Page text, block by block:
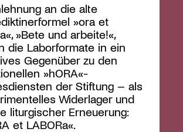
an die alte
»ora et
»Bete und arbeite!«,
die Laborformate in ein
Gegenüber zu den
»hORA«-
der Stiftung – als
Widerlager und
liturgischer Erneuerung:
et LABORa«.